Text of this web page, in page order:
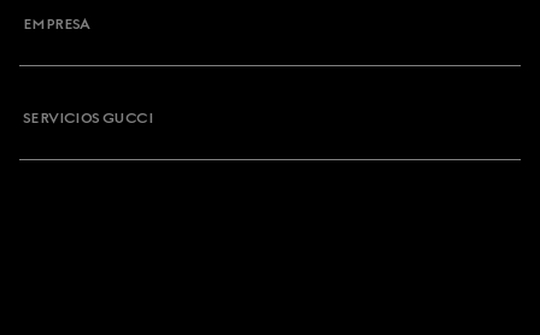
EMPRESA
SERVICIOS GUCCI